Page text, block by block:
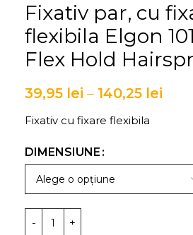
Fixativ par, cu
flexibila Elgon
Flex Hold
39,95 lei – 140,25 lei
Fixativ cu fixare flexibila
DIMENSIUNE